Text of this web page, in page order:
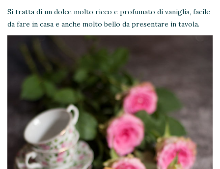
Si tratta di un dolce molto ricco e profumato di vaniglia, facile
da fare in casa e anche molto bello da presentare in tavola.